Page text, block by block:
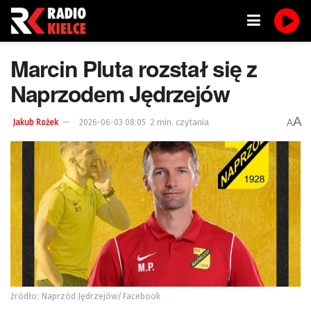
Marcin Pluta rozstał się z
Naprzodem Jędrzejów
Jakub Rożek 2026-06-03 08:05 2 min. czytania AA
źródło: Naprzód Jędrzejów/Facebook